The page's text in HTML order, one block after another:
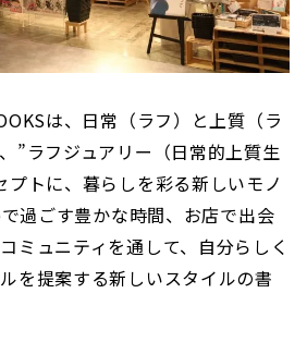
は、日常（ラフ）と上質（ラ
”ラフジュアリー（日常的上質生
プトに、暮らしを彩る新しいモノ
過ごす豊かな時間、お店で出会
ミュニティを通して、自分らしく
を提案する新しいスタイルの書